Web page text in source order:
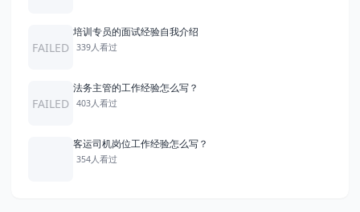
FAILED
培训专员的面试经验自我介绍
339人看过
FAILED
法务主管的工作经验怎么写？
403人看过
客运司机岗位工作经验怎么写？
354人看过